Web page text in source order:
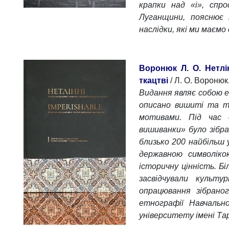
крапки над «і»,
Луганщини, пояснює
наслідки, які ми маємо
Воронюк Л. О.
ткацтві / Л. О.
Видання являє собою
описано вишиті та
мотивами. Під час
вишиванки» було
близько 200 найбільш
державною
історичну цінність.
засвідчували
опрацювання
етнографії
університету імені